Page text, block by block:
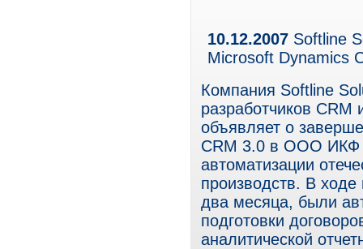
10.12.2007 Softline
Microsoft
Компания Softline
разработчиков
объявляет о
CRM 3.0 в ООО ИКФ
автоматизации
производств. В ходе
два месяца, были
подготовки
аналитической